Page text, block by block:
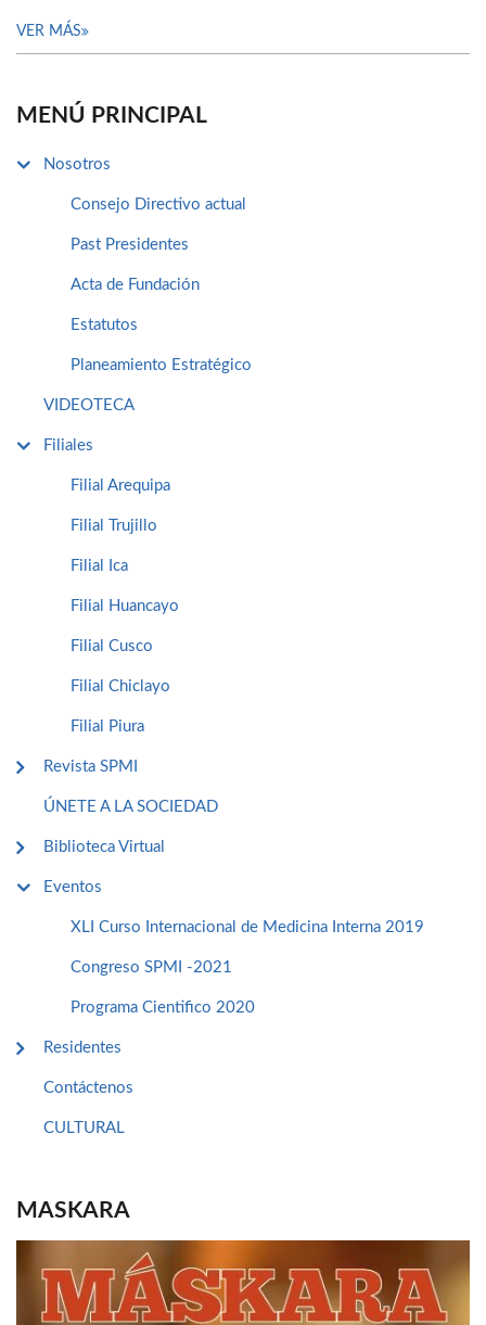
VER MÁS
MENÚ PRINCIPAL
Nosotros
Consejo Directivo actual
Past Presidentes
Acta de Fundación
Estatutos
Planeamiento Estratégico
VIDEOTECA
Filiales
Filial Arequipa
Filial Trujillo
Filial Ica
Filial Huancayo
Filial Cusco
Filial Chiclayo
Filial Piura
Revista SPMI
ÚNETE A LA SOCIEDAD
Biblioteca Virtual
Eventos
XLI Curso Internacional de Medicina Interna 2019
Congreso SPMI -2021
Programa Cientifico 2020
Residentes
Contáctenos
CULTURAL
MASKARA